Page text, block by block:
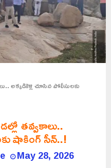
అక్కడికెళ్లి చూసిన పోలీసులకు
తవ్వకాలు..
షాకింగ్ సీన్..!
May 28, 2026